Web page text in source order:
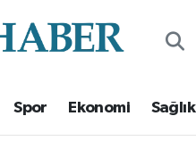
Spor Ekonomi Sağlık